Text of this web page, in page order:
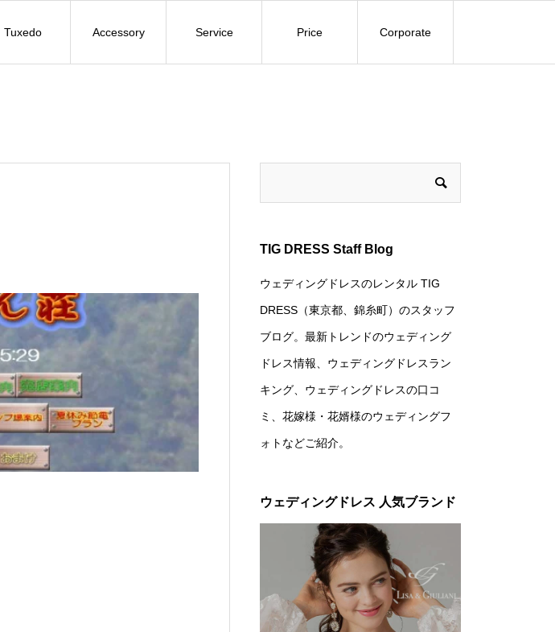
Tuxedo Accessory Service Price Corporate
TIG DRESS Staff Blog
ウェディングドレスのレンタル TIG
DRESS（東京都、錦糸町）のスタッフ
ブログ。最新トレンドのウェディング
ドレス情報、ウェディングドレスラン
キング、ウェディングドレスの口コ
ミ、花嫁様・花婿様のウェディングフ
ォトなどご紹介。
ウェディングドレス 人気ブランド